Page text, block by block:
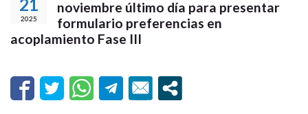
21
2025
noviembre último día para presentar
formulario preferencias en
acoplamiento Fase III